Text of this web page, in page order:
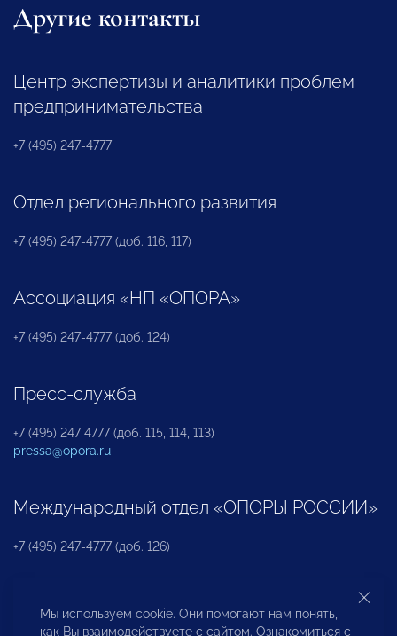
Другие контакты
Центр экспертизы и аналитики проблем
предпринимательства
+7 (495) 247-4777
Отдел регионального развития
+7 (495) 247-4777 (доб. 116, 117)
Ассоциация «НП «ОПОРА»
+7 (495) 247-4777 (доб. 124)
Пресс-служба
+7 (495) 247 4777 (доб. 115, 114, 113)
pressa@opora.ru
Международный отдел «ОПОРЫ РОССИИ»
+7 (495) 247-4777 (доб. 126)
Бюро по защите прав предпринимателей и
инвесторов
Мы используем cookie. Они помогают нам понять,
как Вы взаимодействуете с сайтом. Ознакомиться с